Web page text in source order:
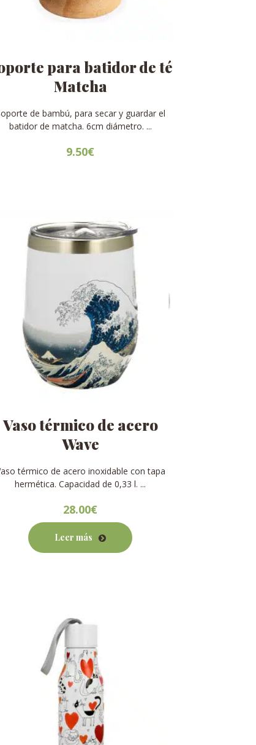
para batidor de té
Matcha
de bambú, para secar y guardar el
batidor de matcha. 6cm diámetro. ...
9.50€
Vaso térmico de acero
Wave
térmico de acero inoxidable con tapa
hermética. Capacidad de 0,33 l. ...
28.00€
Leer más